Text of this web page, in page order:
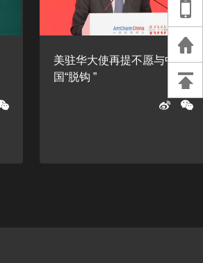
天桥艺术中心一
演出，国际项目
重庆一高校学生
死，官方通报：
刑案，网传遗体
等信息不实
美驻华大使再提不愿与中
国“脱钩 ”